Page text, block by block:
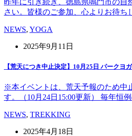
昨年に引き続き、徳島県鳴門市の自
さい。皆様のご参加、心よりお待
NEWS, YOGA
2025年9月11日
【荒天につき中止決定】10月25日 パークヨ
※本イベントは、荒天予報のため中
す。（10月24日15:00更新） 毎年恒
NEWS, TREKKING
2025年4月18日